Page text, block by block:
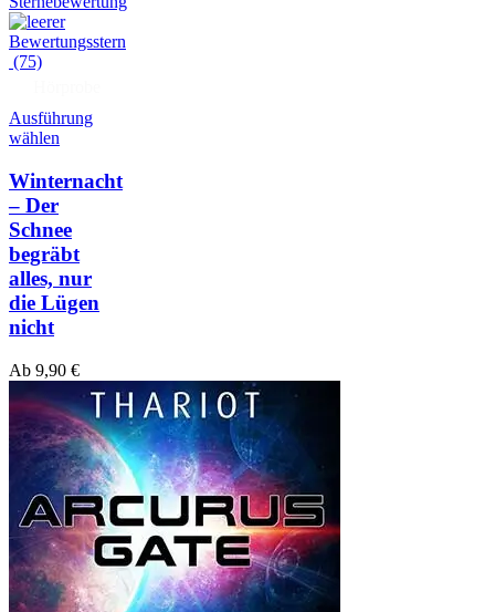
(75)
Ausführung
wählen
Winternacht
– Der
Schnee
begräbt
alles, nur
die Lügen
nicht
Ab 9,90 €